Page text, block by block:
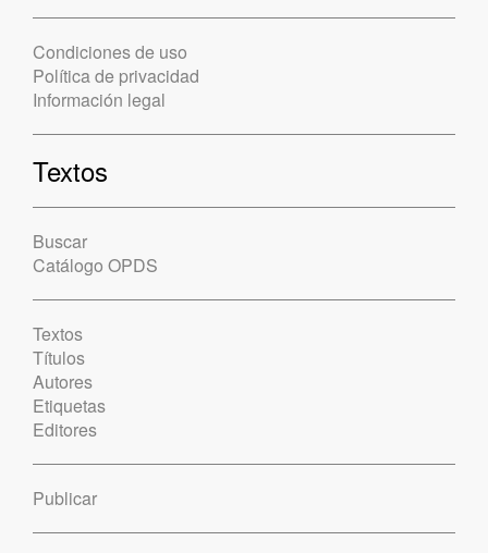
Condiciones de uso
Política de privacidad
Información legal
Textos
Buscar
Catálogo OPDS
Textos
Títulos
Autores
Etiquetas
Editores
Publicar